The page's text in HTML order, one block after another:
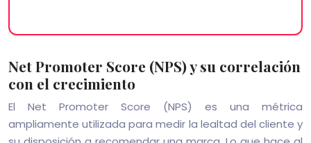
Net Promoter Score (NPS) y su correlación
con el crecimiento
El Net Promoter Score (NPS) es una métrica
ampliamente utilizada para medir la lealtad del cliente y